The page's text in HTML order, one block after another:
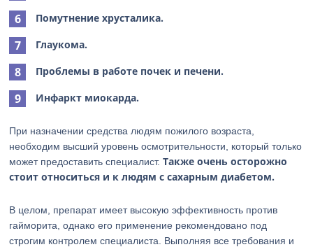
Помутнение хрусталика.
Глаукома.
Проблемы в работе почек и печени.
Инфаркт миокарда.
При назначении средства людям пожилого возраста,
необходим высший уровень осмотрительности, который только
может предоставить специалист.Также очень осторожно
стоит относиться и к людям с сахарным диабетом.
В целом, препарат имеет высокую эффективность против
гайморита, однако его применение рекомендовано под
строгим контролем специалиста. Выполняя все требования и